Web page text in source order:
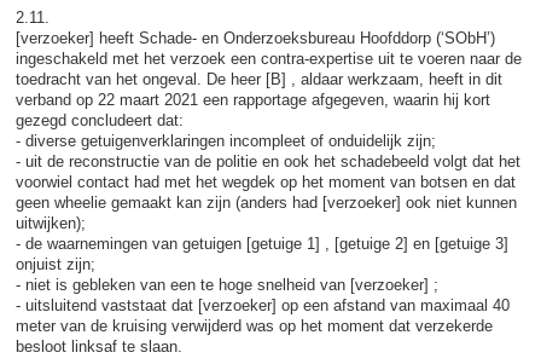
2.11.
[verzoeker] heeft Schade- en Onderzoeksbureau Hoofddorp (‘SObH’)
ingeschakeld met het verzoek een contra-expertise uit te voeren naar de
toedracht van het ongeval. De heer [B] , aldaar werkzaam, heeft in dit
verband op 22 maart 2021 een rapportage afgegeven, waarin hij kort
gezegd concludeert dat:
- diverse getuigenverklaringen incompleet of onduidelijk zijn;
- uit de reconstructie van de politie en ook het schadebeeld volgt dat het
voorwiel contact had met het wegdek op het moment van botsen en dat
geen wheelie gemaakt kan zijn (anders had [verzoeker] ook niet kunnen
uitwijken);
- de waarnemingen van getuigen [getuige 1] , [getuige 2] en [getuige 3]
onjuist zijn;
- niet is gebleken van een te hoge snelheid van [verzoeker] ;
- uitsluitend vaststaat dat [verzoeker] op een afstand van maximaal 40
meter van de kruising verwijderd was op het moment dat verzekerde
besloot linksaf te slaan.